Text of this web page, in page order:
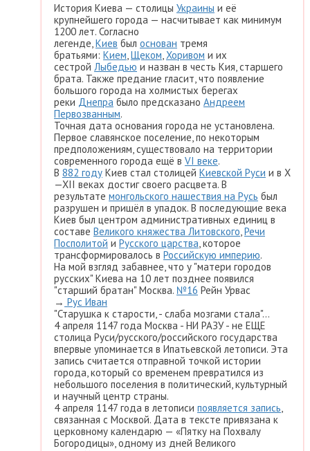
История Киева — столицы Украины и её
крупнейшего города — насчитывает как минимум
1200 лет. Согласно
легенде, Киев был основан тремя
братьями: Кием Щеком Хоривом и их
сестрой Лыбедью и назван в честь Кия, старшего
брата. Также предание гласит, что появление
большого города на холмистых берегах
реки Днепра было предсказано Андреем
Первозванным.
Точная дата основания города не установлена.
Первое славянское поселение, по некоторым
предположениям, существовало на территории
современного города ещё в VI веке.
В 882 году Киев стал столицей Киевской Руси и в X
—XII веках достиг своего расцвета. В
результате монгольского нашествия на Русь был
разрушен и пришёл в упадок. В последующие века
Киев был центром административных единиц в
составе Великого княжества Литовского Речи
Посполитой и Русского царства , которое
трансформировалось в Российскую империю.
На мой взгляд забавнее, что у "матери городов
русских" Киева на 10 лет позднее появился
"старший братан" Москва. №16 Рейн Урвас
→ Рус Иван
"Старушка к старости, - слаба мозгами стала"...
4 апреля 1147 года Москва - НИ РАЗУ - не ЕЩЕ
столица Руси/русского/российского государства
впервые упоминается в Ипатьевской летописи. Эта
запись считается отправной точкой истории
города, который со временем превратился из
небольшого поселения в политический, культурный
и научный центр страны.
4 апреля 1147 года в летописи появляется запись
связанная с Москвой. Дата в тексте привязана к
церковному календарю — «Пятку на Похвалу
Богородицы», одному из дней Великого